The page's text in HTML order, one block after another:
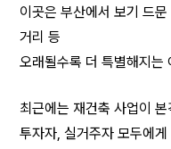
이곳은 부산에서 보기 드
거리 등
오래될수록 더 특별해지는
최근에는 재건축 사업이 본
투자자, 실거주자 모두에